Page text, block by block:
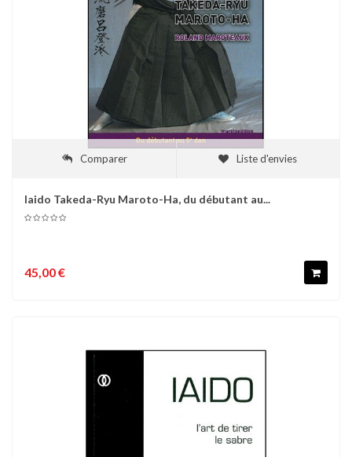
Comparer Liste d'envies
Iaido Takeda-Ryu Maroto-Ha, du débutant au...
45,00 €